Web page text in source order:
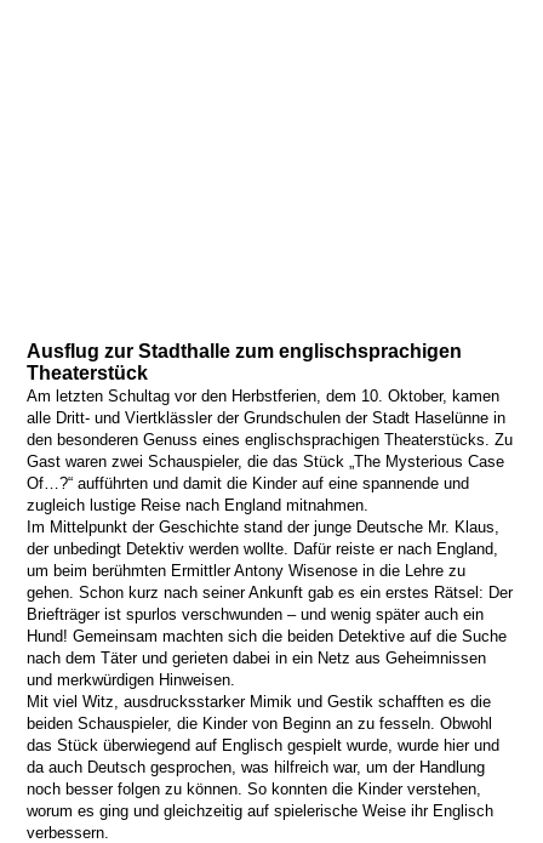
Ausflug zur Stadthalle zum englischsprachigen
Theaterstück
Am letzten Schultag vor den Herbstferien, dem 10. Oktober, kamen
alle Dritt- und Viertklässler der Grundschulen der Stadt Haselünne in
den besonderen Genuss eines englischsprachigen Theaterstücks. Zu
Gast waren zwei Schauspieler, die das Stück „The Mysterious Case
Of…?“ aufführten und damit die Kinder auf eine spannende und
zugleich lustige Reise nach England mitnahmen.
Im Mittelpunkt der Geschichte stand der junge Deutsche Mr. Klaus,
der unbedingt Detektiv werden wollte. Dafür reiste er nach England,
um beim berühmten Ermittler Antony Wisenose in die Lehre zu
gehen. Schon kurz nach seiner Ankunft gab es ein erstes Rätsel: Der
Briefträger ist spurlos verschwunden – und wenig später auch ein
Hund! Gemeinsam machten sich die beiden Detektive auf die Suche
nach dem Täter und gerieten dabei in ein Netz aus Geheimnissen
und merkwürdigen Hinweisen.
Mit viel Witz, ausdrucksstarker Mimik und Gestik schafften es die
beiden Schauspieler, die Kinder von Beginn an zu fesseln. Obwohl
das Stück überwiegend auf Englisch gespielt wurde, wurde hier und
da auch Deutsch gesprochen, was hilfreich war, um der Handlung
noch besser folgen zu können. So konnten die Kinder verstehen,
worum es ging und gleichzeitig auf spielerische Weise ihr Englisch
verbessern.